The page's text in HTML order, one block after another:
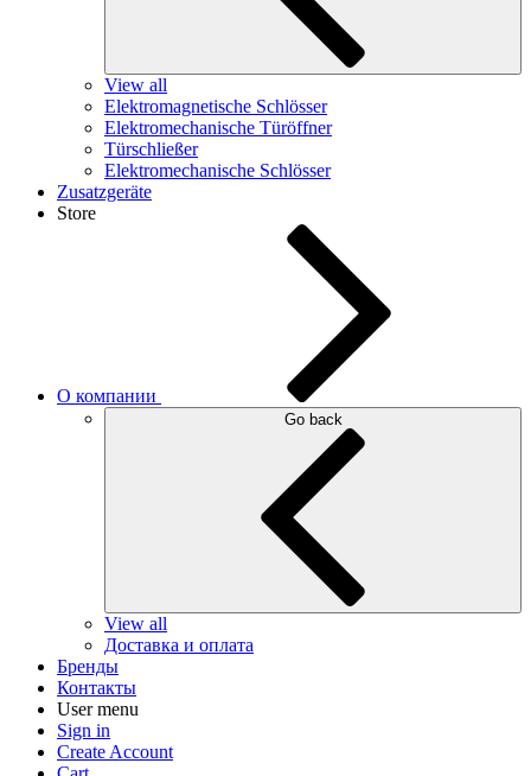
View all
Elektromagnetische Schlösser
Elektromechanische Türöffner
Türschließer
Elektromechanische Schlösser
Zusatzgeräte
Store
О компании
Go back
View all
Доставка и оплата
Бренды
Контакты
User menu
Sign in
Create Account